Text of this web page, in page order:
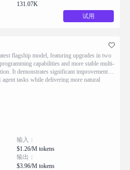
131.07K
试用
flagship model, featuring upgrades in two
capabilities and more stable multi-
It demonstrates significant improvements
agent tasks while delivering more natural
输入：
$1.26/M tokens
输出：
$3.96/M tokens